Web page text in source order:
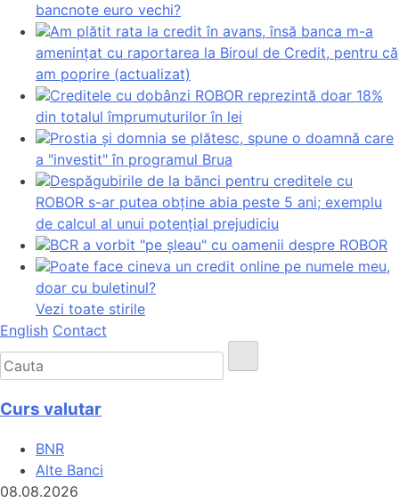
bancnote euro vechi?
Am plătit rata la credit în avans, însă banca m-a
amenințat cu raportarea la Biroul de Credit, pentru că
am poprire (actualizat)
Creditele cu dobânzi ROBOR reprezintă doar 18%
din totalul împrumuturilor în lei
Prostia și domnia se plătesc, spune o doamnă care
a "investit" în programul Brua
Despăgubirile de la bănci pentru creditele cu
ROBOR s-ar putea obține abia peste 5 ani; exemplu
de calcul al unui potențial prejudiciu
BCR a vorbit "pe șleau" cu oamenii despre ROBOR
Poate face cineva un credit online pe numele meu,
doar cu buletinul?
Vezi toate stirile
English Contact
Curs valutar
BNR
Alte Banci
08.08.2026